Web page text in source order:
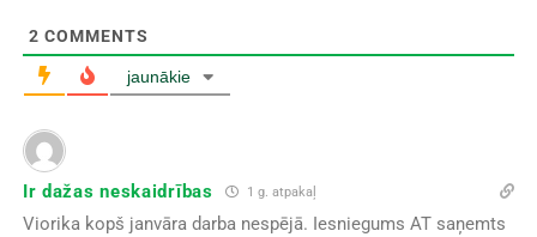
2 COMMENTS
jaunākie
Ir dažas neskaidrības 1 g. atpakaļ
Viorika kopš janvāra darba nespējā. Iesniegums AT saņemts